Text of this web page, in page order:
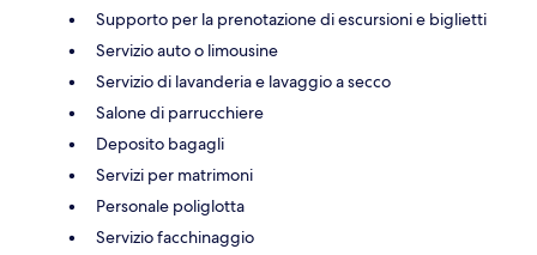
Supporto per la prenotazione di escursioni e biglietti
Servizio auto o limousine
Servizio di lavanderia e lavaggio a secco
Salone di parrucchiere
Deposito bagagli
Servizi per matrimoni
Personale poliglotta
Servizio facchinaggio